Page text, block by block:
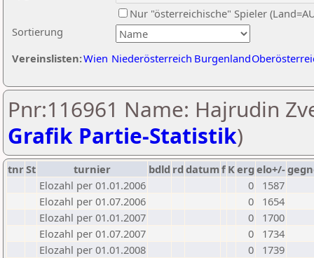
Sortierung
Nur "österreichische" Spieler
Vereinslisten:Wien Niederösterreich Burgenland
Pnr:116961 Name: Hajrudin
Grafik Partie-Statistik)
tnrSt turnier bdld rd datumf Kerg elo+/-
Elozahl per 01.01.2006
0
1587
Elozahl per 01.07.2006
0
1654
Elozahl per 01.01.2007
0
1700
Elozahl per 01.07.2007
0
1734
Elozahl per 01.01.2008
0
1739